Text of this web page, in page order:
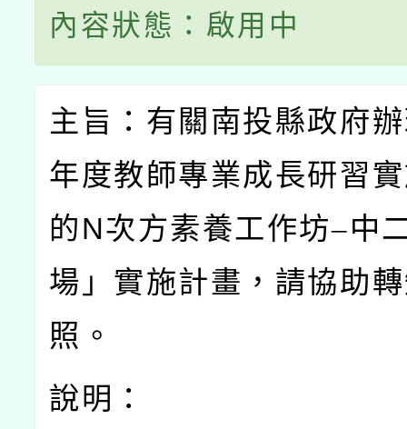
內容狀態：啟用中
主旨：有關南投縣政府
年度教師專業成長研習
的N次方素養工作坊–中
場」實施計畫，請協助
照。
說明：